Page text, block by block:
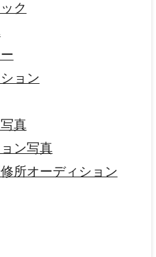
ク
ョン
真
ン写真
所オーディション